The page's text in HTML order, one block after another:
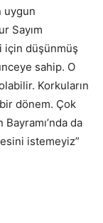
uygun
Sayım
için düşünmüş
sahip. O
Korkuların
dönem. Çok
da
istemeyiz”